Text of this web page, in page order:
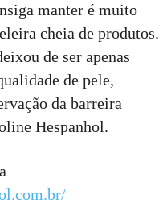
manter é muito
cheia de produtos.
de ser apenas
de pele,
da barreira
Hespanhol.